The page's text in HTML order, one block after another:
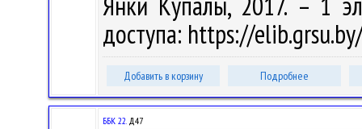
доступа: https://
Добавить в корзину Подробнее
ББК 22.Д47